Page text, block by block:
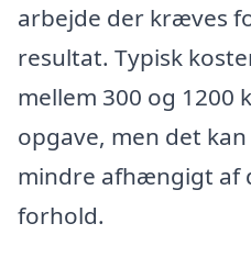
arbejde der kræves
resultat. Typisk
mellem 300 og 1200
opgave, men det
mindre afhængigt af
forhold.